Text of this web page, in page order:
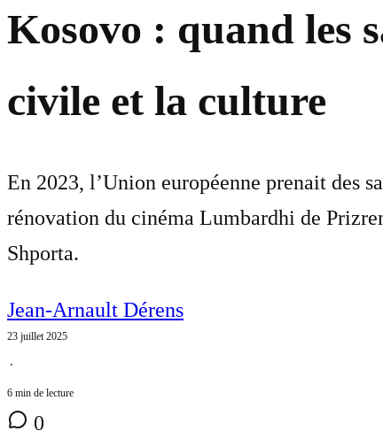
Kosovo : quand les
civile et la culture
En 2023, l’Union européenne prenait des
rénovation du cinéma Lumbardhi de
Shporta.
Jean-Arnault Dérens
23 juillet 2025
⋅
6 min de lecture
0